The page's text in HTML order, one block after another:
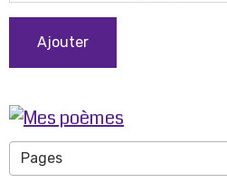
Ajouter